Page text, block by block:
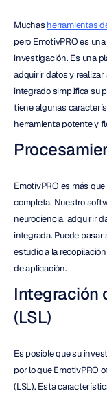
Muchas herramientas
pero EmotivPRO es
investigación. Es una
adquirir datos y realizar
integrado simplifica su
tiene algunas
herramienta potente y
EmotivPRO es más
completa. Nuestro
neurociencia, adquirir
integrada. Puede
estudio a la
de aplicación.
Integración
(LSL)
Es posible que su
por lo que EmotivPRO
(LSL). Esta